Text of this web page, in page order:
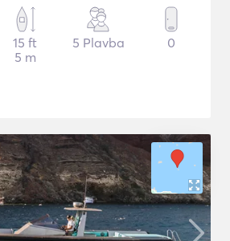
15 ft
5 m
5 Plavba 0